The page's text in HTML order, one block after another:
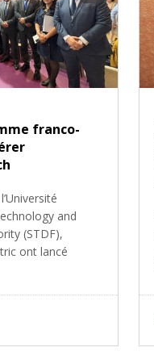
franco-
and
(STDF),
ont lancé